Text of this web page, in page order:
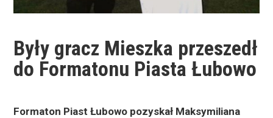
Były gracz Mieszka przeszedł
do Formatonu Piasta Łubowo
Formaton Piast Łubowo pozyskał Maksymiliana